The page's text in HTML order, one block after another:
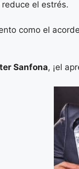
el estrés.
como el
Sanfona, ¡el